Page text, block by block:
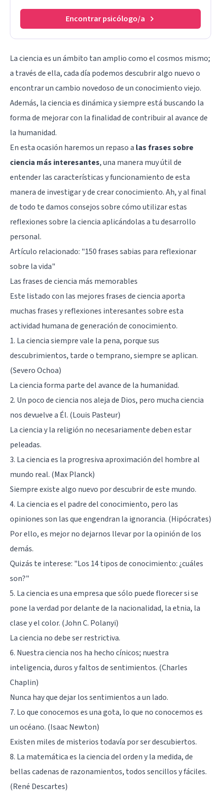
Encontrar psicólogo/a
La ciencia es un ámbito tan amplio como el cosmos mismo;
a través de ella, cada día podemos descubrir algo nuevo o
encontrar un cambio novedoso de un conocimiento viejo.
Además, la ciencia es dinámica y siempre está buscando la
forma de mejorar con la finalidad de contribuir al avance de
la humanidad.
En esta ocasión haremos un repaso a las frases sobre
ciencia más interesantes, una manera muy útil de
entender las características y funcionamiento de esta
manera de investigar y de crear conocimiento. Ah, y al final
de todo te damos consejos sobre cómo utilizar estas
reflexiones sobre la ciencia aplicándolas a tu desarrollo
personal.
Artículo relacionado: "150 frases sabias para reflexionar
sobre la vida"
Las frases de ciencia más memorables
Este listado con las mejores frases de ciencia aporta
muchas frases y reflexiones interesantes sobre esta
actividad humana de generación de conocimiento.
1. La ciencia siempre vale la pena, porque sus
descubrimientos, tarde o temprano, siempre se aplican.
(Severo Ochoa)
La ciencia forma parte del avance de la humanidad.
2. Un poco de ciencia nos aleja de Dios, pero mucha ciencia
nos devuelve a Él. (Louis Pasteur)
La ciencia y la religión no necesariamente deben estar
peleadas.
3. La ciencia es la progresiva aproximación del hombre al
mundo real. (Max Planck)
Siempre existe algo nuevo por descubrir de este mundo.
4. La ciencia es el padre del conocimiento, pero las
opiniones son las que engendran la ignorancia. (Hipócrates)
Por ello, es mejor no dejarnos llevar por la opinión de los
demás.
Quizás te interese: "Los 14 tipos de conocimiento: ¿cuáles
son?"
5. La ciencia es una empresa que sólo puede florecer si se
pone la verdad por delante de la nacionalidad, la etnia, la
clase y el color. (John C. Polanyi)
La ciencia no debe ser restrictiva.
6. Nuestra ciencia nos ha hecho cínicos; nuestra
inteligencia, duros y faltos de sentimientos. (Charles
Chaplin)
Nunca hay que dejar los sentimientos a un lado.
7. Lo que conocemos es una gota, lo que no conocemos es
un océano. (Isaac Newton)
Existen miles de misterios todavía por ser descubiertos.
8. La matemática es la ciencia del orden y la medida, de
bellas cadenas de razonamientos, todos sencillos y fáciles.
(René Descartes)